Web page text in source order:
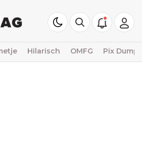
Hilarisch OMFG Pix Dump